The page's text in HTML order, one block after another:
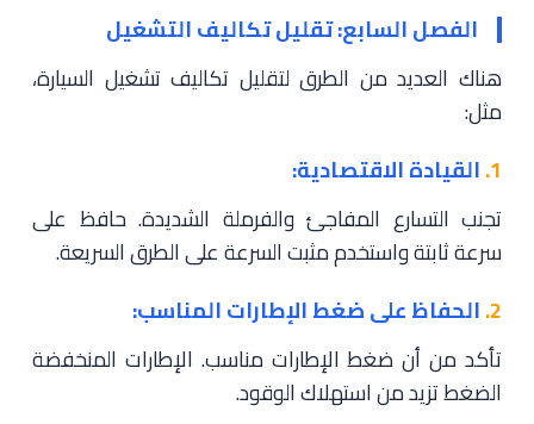
الفصل السابع: تقليل تكاليف التشغيل
هناك العديد من الطرق لتقليل تكاليف تشغيل السيارة،
مثل:
1. القيادة الاقتصادية:
تجنب التسارع المفاجئ والفرملة الشديدة. حافظ على
سرعة ثابتة واستخدم مثبت السرعة على الطرق السريعة.
2. الحفاظ على ضغط الإطارات المناسب:
تأكد من أن ضغط الإطارات مناسب. الإطارات المنخفضة
الضغط تزيد من استهلاك الوقود.